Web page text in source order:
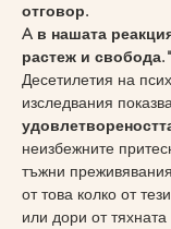
отговор.
A в нашата
растеж и свобода."
Десетилетия на
изследвания
неизбежните
тъжни преживявания
от това колко от
или дори от